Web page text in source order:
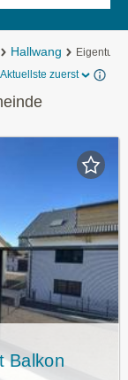
Hallwang
Aktuellste zuerst
Balkon